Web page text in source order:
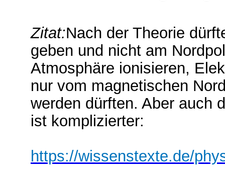
Zitat:Nach der Theorie
geben und nicht am
Atmosphäre ionisieren,
nur vom magnetischen
werden dürften. Aber auch
ist komplizierter:
https://wissenstexte.de/